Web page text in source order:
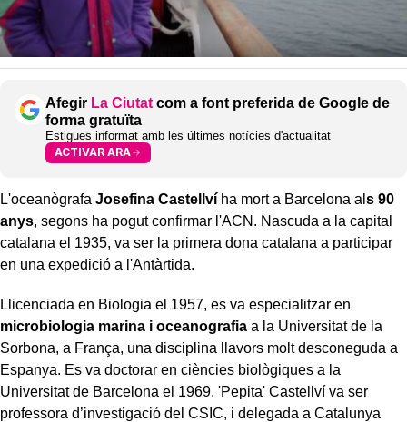
Afegir La Ciutat com a font preferida de Google de
forma gratuïta
Estigues informat amb les últimes notícies d'actualitat
ACTIVAR ARA
L'oceanògrafa Josefina Castellví ha mort a Barcelona al s 90
anys, segons ha pogut confirmar l'ACN. Nascuda a la capital
catalana el 1935, va ser la primera dona catalana a participar
en una expedició a l'Antàrtida.
Llicenciada en Biologia el 1957, es va especialitzar en
microbiologia marina i oceanografia a la Universitat de la
Sorbona, a França, una disciplina llavors molt desconeguda a
Espanya. Es va doctorar en ciències biològiques a la
Universitat de Barcelona el 1969. 'Pepita' Castellví va ser
professora d’investigació del CSIC, i delegada a Catalunya